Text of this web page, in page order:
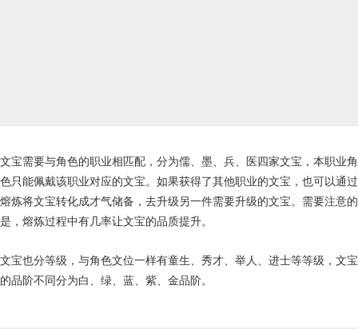
文宝需要与角色的职业相匹配，分为儒、墨、兵、医四家文宝，本职业角
色只能佩戴该职业对应的文宝。如果获得了其他职业的文宝，也可以通过
熔炼将文宝转化成才气储备，去升级另一件需要升级的文宝。需要注意的
是，熔炼过程中有几率让文宝的品质提升。
文宝也分等级，与角色文位一样有童生、秀才、举人、进士等等级，文宝
的品阶不同分为白、绿、蓝、紫、金品阶。